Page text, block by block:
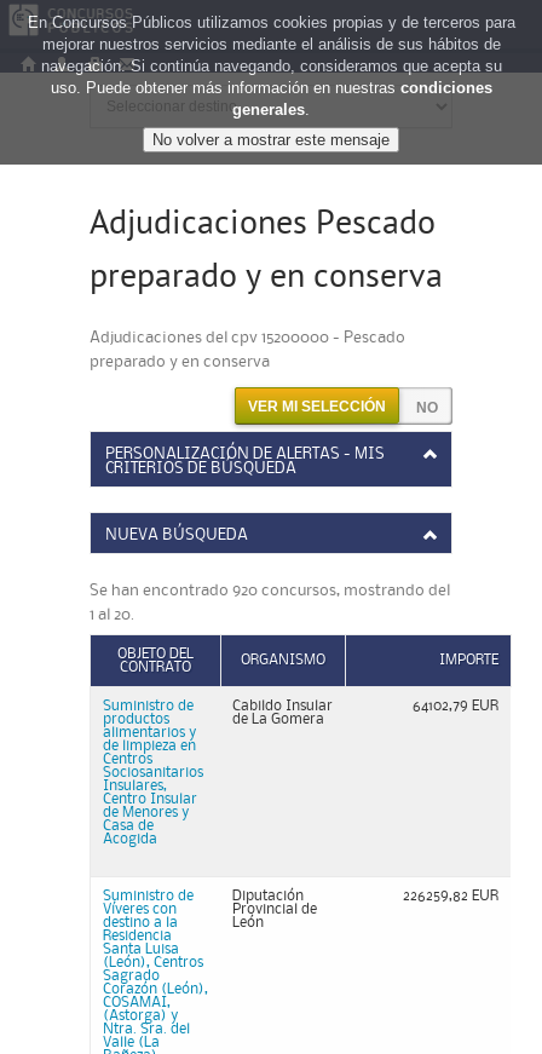
Adjudicaciones Pescado
preparado y en conserva
Adjudicaciones del cpv 15200000 - Pescado
preparado y en conserva
VER MI SELECCIÓN
PERSONALIZACIÓN DE ALERTAS - MIS
CRITERIOS DE BÚSQUEDA
NUEVA BÚSQUEDA
Se han encontrado 920 concursos, mostrando del
1 al 20.
OBJETO DEL
CONTRATO
ORGANISMO IMPORTE
Suministro de
productos
alimentarios y
de limpieza en
Centros
Sociosanitarios
Insulares,
Centro Insular
de Menores y
Casa de
Acogida
Cabildo Insular
de La Gomera
64102,79 EUR
Suministro de
Víveres con
destino a la
Residencia
Santa Luisa
(León), Centros
Sagrado
Corazón (León),
COSAMAI,
(Astorga) y
Ntra. Sra. del
Valle (La
Diputación
Provincial de
León
226259,82 EUR
En Concursos Públicos utilizamos cookies propias y de terceros para
mejorar nuestros servicios mediante el análisis de sus hábitos de
navegación. Si continúa navegando, consideramos que acepta su
uso. Puede obtener más información en nuestras condiciones
generales.